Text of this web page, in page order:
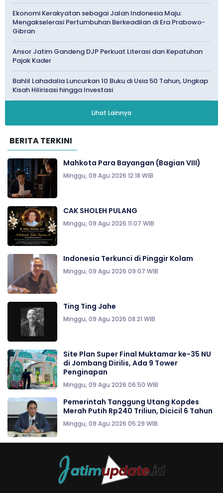
Ekonomi Kerakyatan sebagai Jalan Indonesia Maju:
Mengakselerasi Pertumbuhan Berkeadilan di Era Prabowo-
Gibran
Ansor Jatim Gandeng DJP Perkuat Literasi dan Kepatuhan
Pajak Kader
Bahlil Lahadalia Luncurkan 10 Buku di Usia 50 Tahun, Ungkap
Kisah Hilirisasi hingga Investasi
Lihat Lainnya
BERITA TERKINI
Mahkota Para Bayangan (Bagian VIII)
Minggu, 09 Agu 2026 12:18 WIB
CAK SHOLEH PULANG
Minggu, 09 Agu 2026 11:07 WIB
Indonesia Terkunci di Pinggir Kolam
Minggu, 09 Agu 2026 09:07 WIB
Ting Ting Jahe
Minggu, 09 Agu 2026 08:21 WIB
Site Plan Super Final Muktamar ke-35 NU
di Jombang Dirilis, Ada 9 Tower
Penginapan
Minggu, 09 Agu 2026 06:50 WIB
Pemerintah Tanggung Utang Kopdes
Merah Putih Rp240 Triliun, Dicicil 6 Tahun
Minggu, 09 Agu 2026 05:29 WIB